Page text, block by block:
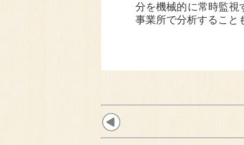
分を機械的に常時監視
事業所で分析するこ